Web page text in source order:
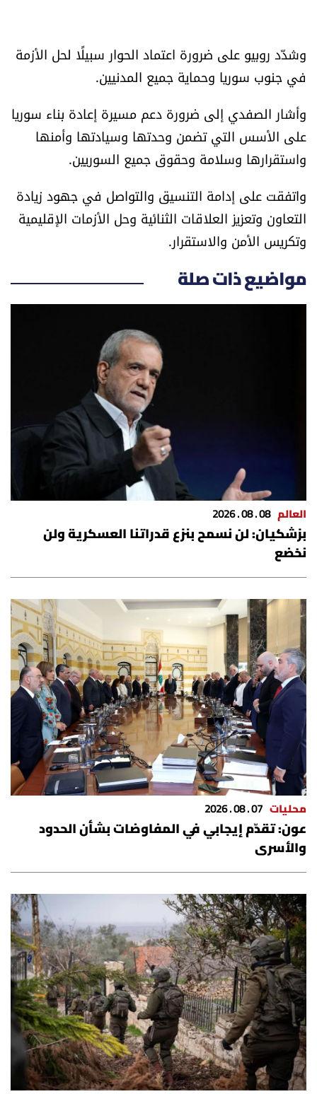
من نحن
للتواصل معنا
شروط الاستخدام
شروط الإشتراك
Digital solutions by
وشدّد روبيو على ضرورة اعتماد الحوار سبيلًا لحل الأزمة
في جنوب سوريا وحماية جميع المدنيين.
وأشار الصفدي إلى ضرورة دعم مسيرة إعادة بناء سوريا
على الأسس التي تضمن وحدتها وسيادتها وأمنها
واستقرارها وسلامة وحقوق جميع السوريين.
واتفقت على إدامة التنسيق والتواصل في جهود زيادة
التعاون وتعزيز العلاقات الثنائية وحل الأزمات الإقليمية
وتكريس الأمن والاستقرار.
مواضيع ذات صلة
العالم 08 . 08 . 2026
بزشكيان: لن نسمح بنزع قدراتنا العسكرية ولن
نخضع
محليات 07 . 08 . 2026
عون: تقدّم إيجابي في المفاوضات بشأن الحدود
والأسرى